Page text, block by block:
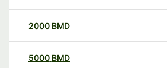
2000 BMD
5000 BMD